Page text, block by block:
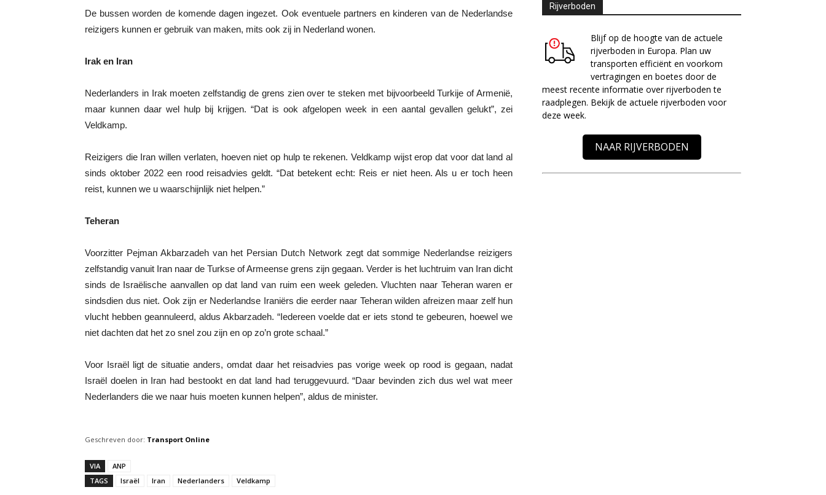
De bussen worden de komende dagen ingezet. Ook eventuele partners en kinderen van de Nederlandse
reizigers kunnen er gebruik van maken, mits ook zij in Nederland wonen.
Irak en Iran
Nederlanders in Irak moeten zelfstandig de grens zien over te steken met bijvoorbeeld Turkije of Armenië,
maar kunnen daar wel hulp bij krijgen. “Dat is ook afgelopen week in een aantal gevallen gelukt”, zei
Veldkamp.
Reizigers die Iran willen verlaten, hoeven niet op hulp te rekenen. Veldkamp wijst erop dat voor dat land al
sinds oktober 2022 een rood reisadvies geldt. “Dat betekent echt: Reis er niet heen. Als u er toch heen
reist, kunnen we u waarschijnlijk niet helpen.”
Teheran
Voorzitter Pejman Akbarzadeh van het Persian Dutch Network zegt dat sommige Nederlandse reizigers
zelfstandig vanuit Iran naar de Turkse of Armeense grens zijn gegaan. Verder is het luchtruim van Iran dicht
sinds de Israëlische aanvallen op dat land van ruim een week geleden. Vluchten naar Teheran waren er
sindsdien dus niet. Ook zijn er Nederlandse Iraniërs die eerder naar Teheran wilden afreizen maar zelf hun
vlucht hebben geannuleerd, aldus Akbarzadeh. “Iedereen voelde dat er iets stond te gebeuren, hoewel we
niet dachten dat het zo snel zou zijn en op zo’n grote schaal.”
Voor Israël ligt de situatie anders, omdat daar het reisadvies pas vorige week op rood is gegaan, nadat
Israël doelen in Iran had bestookt en dat land had teruggevuurd. “Daar bevinden zich dus wel wat meer
Nederlanders die we naar huis moeten kunnen helpen”, aldus de minister.
Geschreven door: Transport Online
VIA
ANP
TAGS
Israël Iran Nederlanders Veldkamp
Rijverboden
Blijf op de hoogte van de actuele
rijverboden in Europa. Plan uw
transporten efficiënt en voorkom
vertragingen en boetes door de
meest recente informatie over rijverboden te
raadplegen. Bekijk de actuele rijverboden voor
deze week.
NAAR RIJVERBODEN